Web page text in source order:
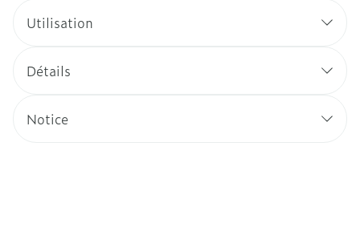
Utilisation
Détails
Notice